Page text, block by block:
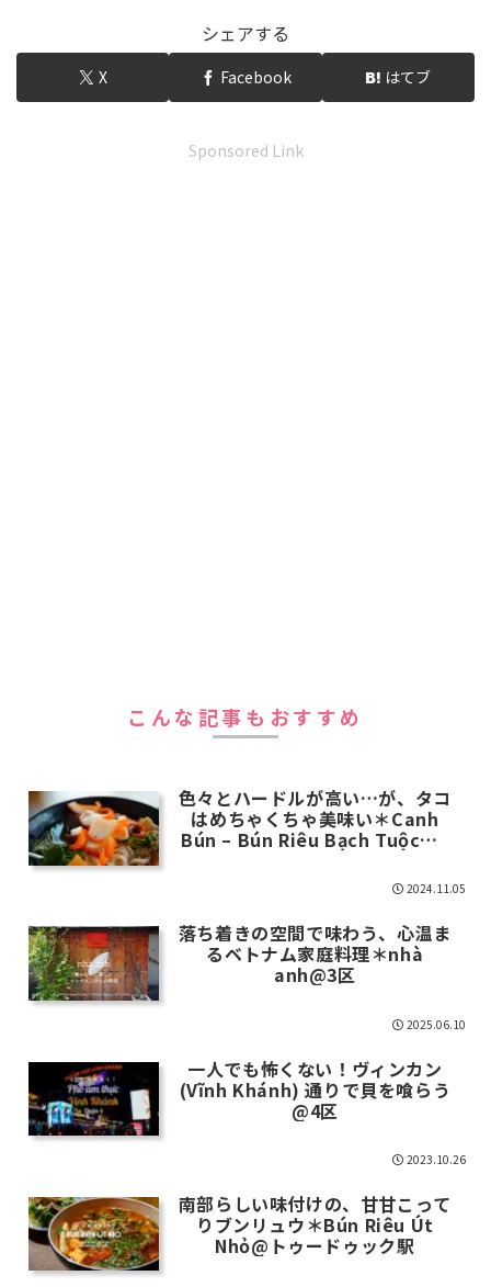
シェアする
X Facebook はてブ
Sponsored Link
こんな記事もおすすめ
色々とハードルが高い…が、タコ
はめちゃくちゃ美味い＊Canh
Bún – Bún Riêu Bạch Tuộc@8
2024.11.05
落ち着きの空間で味わう、心温ま
るベトナム家庭料理＊nhà
anh@3区
2025.06.10
一人でも怖くない！ヴィンカン
(Vĩnh Khánh) 通りで貝を喰らう
@4区
2023.10.26
南部らしい味付けの、甘甘こって
りブンリュウ＊Bún Riêu Út
Nhỏ@トゥードゥック駅